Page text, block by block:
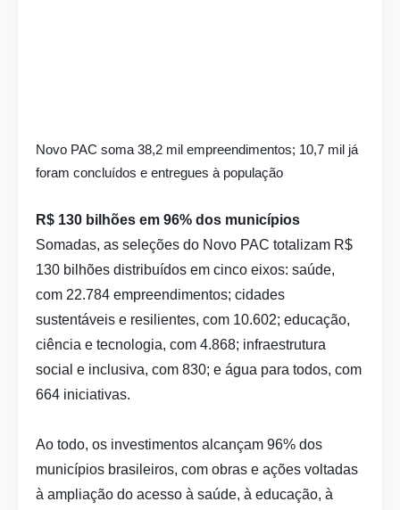
Novo PAC soma 38,2 mil empreendimentos; 10,7 mil já
foram concluídos e entregues à população
R$ 130 bilhões em 96% dos municípios
Somadas, as seleções do Novo PAC totalizam R$
130 bilhões distribuídos em cinco eixos: saúde,
com 22.784 empreendimentos; cidades
sustentáveis e resilientes, com 10.602; educação,
ciência e tecnologia, com 4.868; infraestrutura
social e inclusiva, com 830; e água para todos, com
664 iniciativas.
Ao todo, os investimentos alcançam 96% dos
municípios brasileiros, com obras e ações voltadas
à ampliação do acesso à saúde, à educação, à